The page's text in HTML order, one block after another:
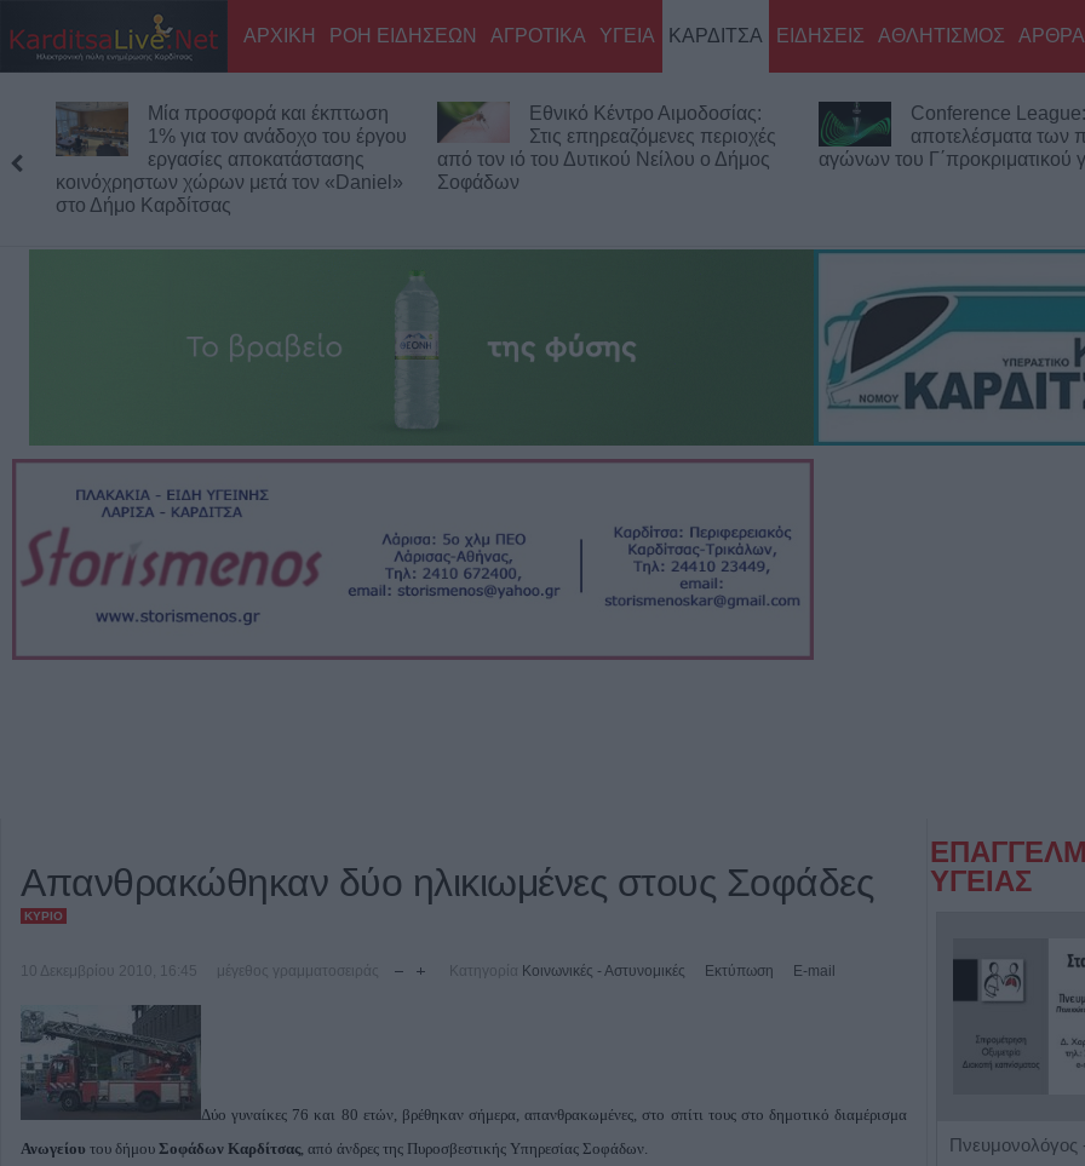
ΑΡΧΙΚΗ ΡΟΗ ΕΙΔΗΣΕΩΝ ΑΓΡΟΤΙΚΑ ΥΓΕΙΑ ΚΑΡΔΙΤΣΑ ΕΙΔΗΣΕΙΣ ΑΘΛΗΤΙΣΜΟΣ ΑΡΘΡΑ
Μία προσφορά και έκπτωση
1% για τον ανάδοχο του έργου
εργασίες αποκατάστασης
κοινόχρηστων χώρων μετά τον «Daniel»
στο Δήμο Καρδίτσας
Εθνικό Κέντρο Αιμοδοσίας:
Στις επηρεαζόμενες περιοχές
από τον ιό του Δυτικού Νείλου ο Δήμος
Σοφάδων
Conference
αποτελέσματα των
αγώνων του Γ΄προκριματικού
Απανθρακώθηκαν δύο ηλικιωμένες στους Σοφάδες
ΚΎΡΙΟ
10 Δεκεμβρίου 2010, 16:45 μέγεθος γραμματοσειράς Κατηγορία Κοινωνικές - Αστυνομικές Εκτύπωση E-mail
Δύο γυναίκες 76 και 80 ετών, βρέθηκαν σήμερα, απανθρακωμένες, στο σπίτι τους στο δημοτικό διαμέρισμα
Ανωγείου του δήμου Σοφάδων Καρδίτσας, από άνδρες της Πυροσβεστικής Υπηρεσίας Σοφάδων.
ΥΓΕΙΑΣ